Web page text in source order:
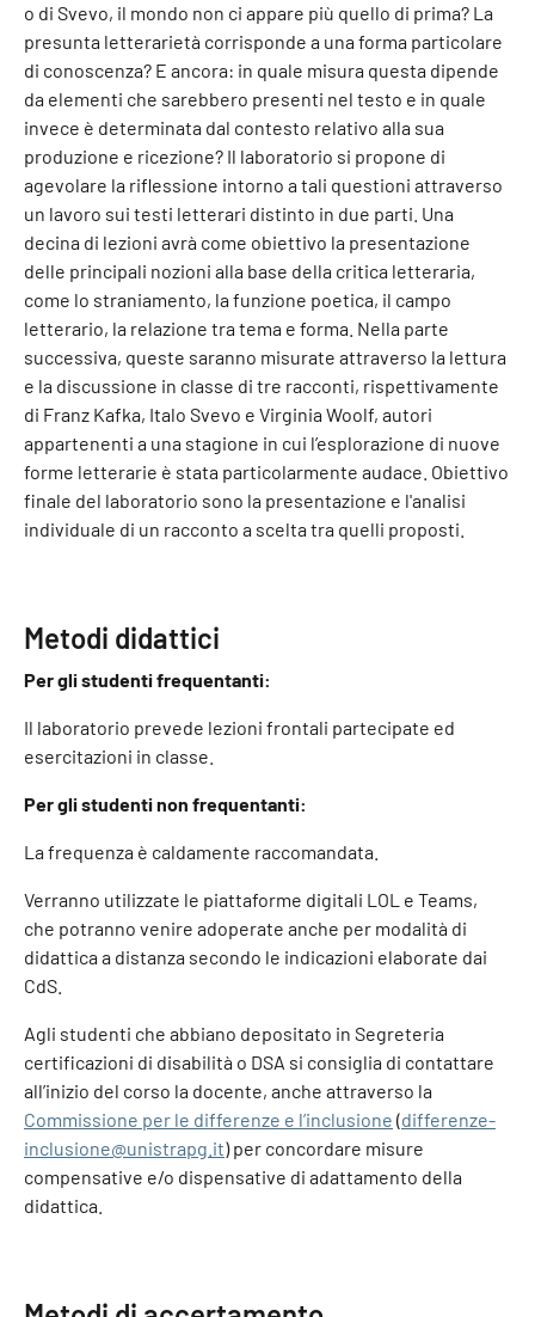
o di Svevo, il mondo non ci appare più quello di prima? La
presunta letterarietà corrisponde a una forma particolare
di conoscenza? E ancora: in quale misura questa dipende
da elementi che sarebbero presenti nel testo e in quale
invece è determinata dal contesto relativo alla sua
produzione e ricezione? Il laboratorio si propone di
agevolare la riflessione intorno a tali questioni attraverso
un lavoro sui testi letterari distinto in due parti. Una
decina di lezioni avrà come obiettivo la presentazione
delle principali nozioni alla base della critica letteraria,
come lo straniamento, la funzione poetica, il campo
letterario, la relazione tra tema e forma. Nella parte
successiva, queste saranno misurate attraverso la lettura
e la discussione in classe di tre racconti, rispettivamente
di Franz Kafka, Italo Svevo e Virginia Woolf, autori
appartenenti a una stagione in cui l’esplorazione di nuove
forme letterarie è stata particolarmente audace. Obiettivo
finale del laboratorio sono la presentazione e l'analisi
individuale di un racconto a scelta tra quelli proposti.
Metodi didattici
Per gli studenti frequentanti:
Il laboratorio prevede lezioni frontali partecipate ed
esercitazioni in classe.
Per gli studenti non frequentanti:
La frequenza è caldamente raccomandata.
Verranno utilizzate le piattaforme digitali LOL e Teams,
che potranno venire adoperate anche per modalità di
didattica a distanza secondo le indicazioni elaborate dai
CdS.
Agli studenti che abbiano depositato in Segreteria
certificazioni di disabilità o DSA si consiglia di contattare
all’inizio del corso la docente, anche attraverso la
Commissione per le differenze e l’inclusione (differenze-
inclusione@unistrapg.it) per concordare misure
compensative e/o dispensative di adattamento della
didattica.